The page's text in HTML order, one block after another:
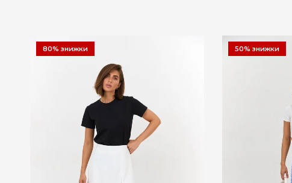
80% знижки 50% знижки